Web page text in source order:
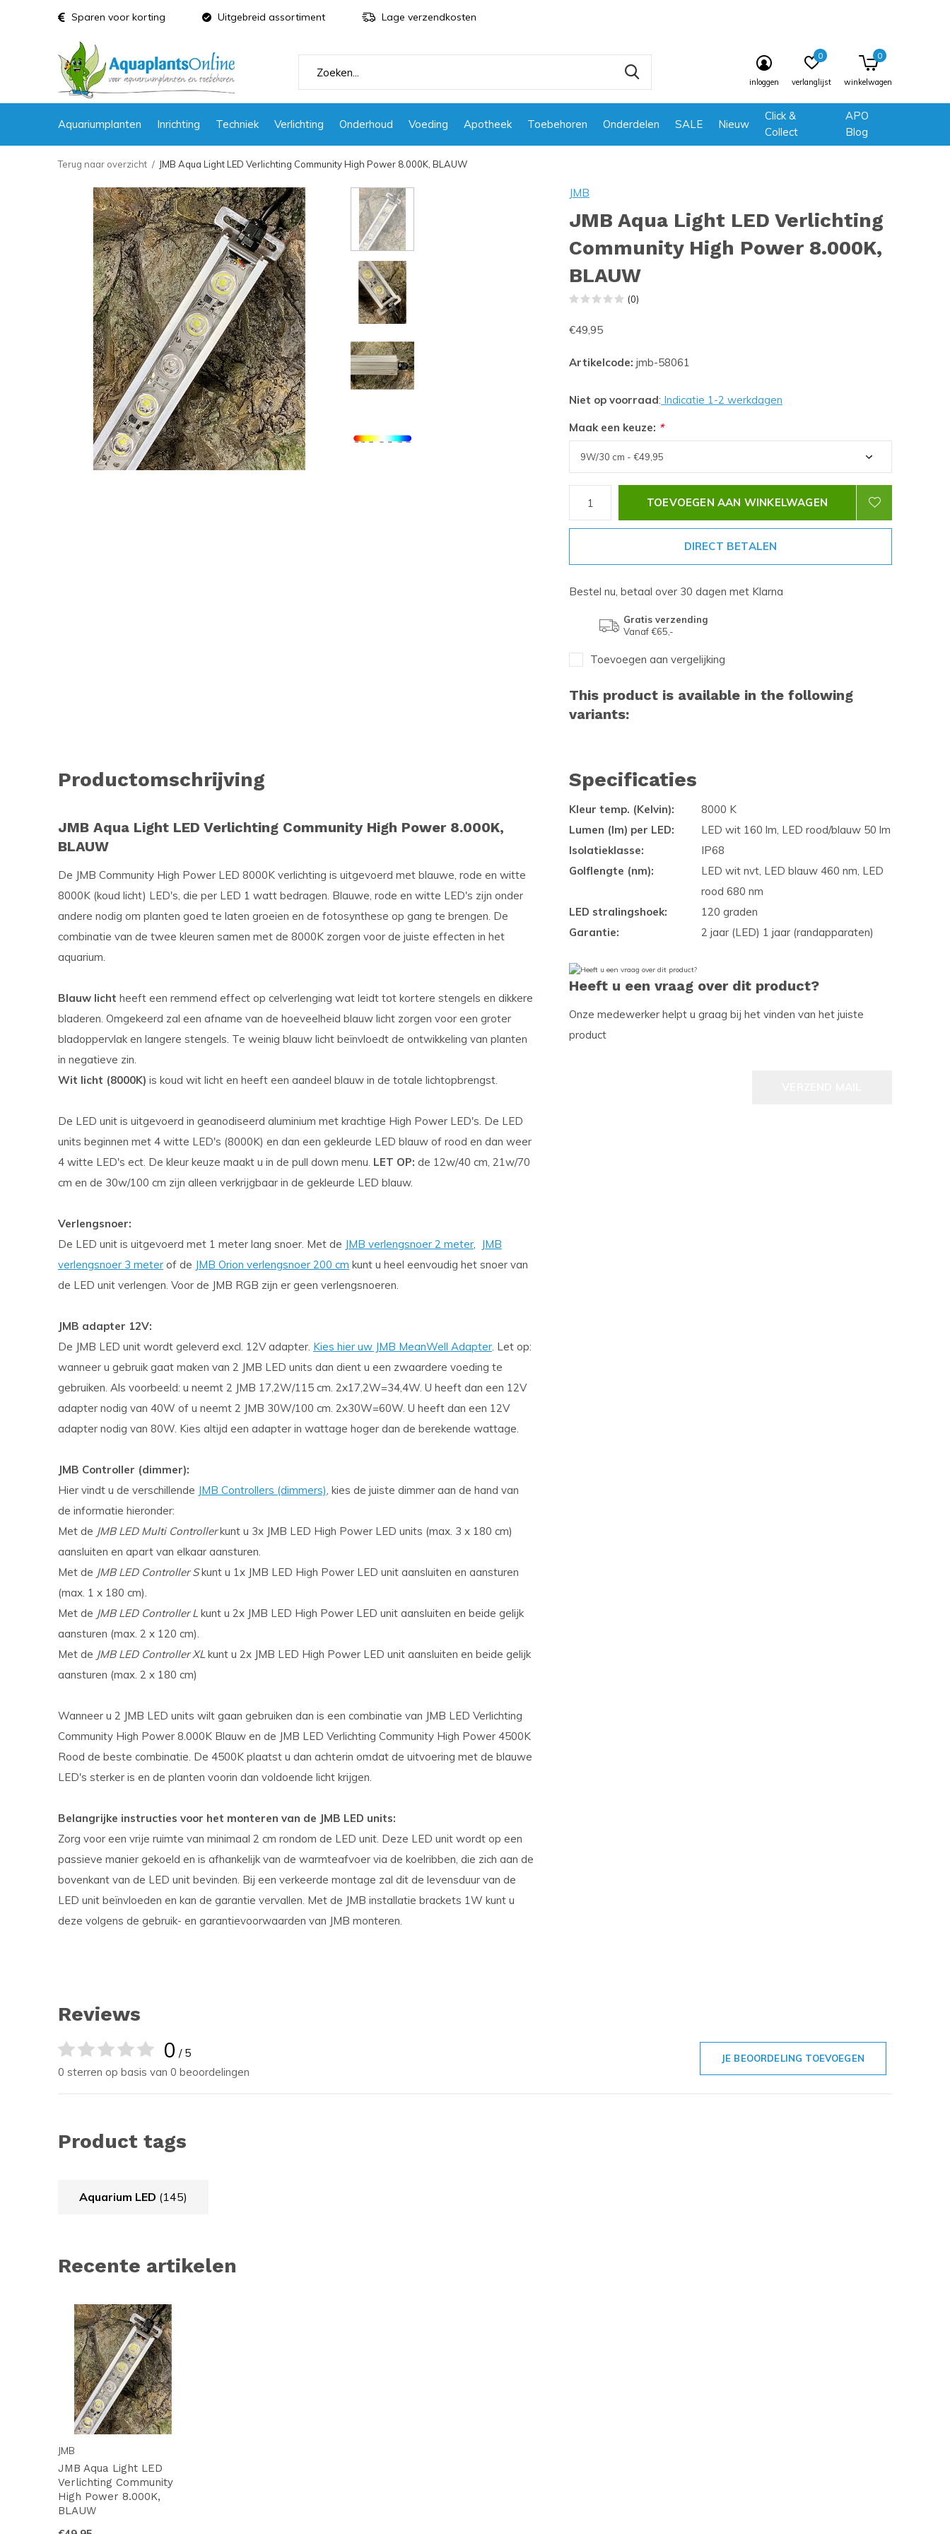
Aquariumplanten Inrichting Techniek Verlichting Onderhoud Voeding Apotheek Toebehoren Onderdelen SALE Nieuw
Click &
Collect
APO
Blog
inloggen verlanglijst
0
winkelwagen
0
Sparen voor korting Uitgebreid assortiment Lage verzendkosten
Terug naar overzicht JMB Aqua Light LED Verlichting Community High Power 8.000K, BLAUW
JMB
JMB Aqua Light LED Verlichting
Community High Power 8.000K,
BLAUW
(0)
€49,95
Artikelcode: jmb-58061
Niet op voorraad: Indicatie 1-2 werkdagen
Maak een keuze: *
TOEVOEGEN AAN WINKELWAGEN
DIRECT BETALEN
Bestel nu, betaal over 30 dagen met Klarna
Gratis verzending
Vanaf €65,-
Toevoegen aan vergelijking
This product is available in the following
variants:
Productomschrijving
JMB Aqua Light LED Verlichting Community High Power 8.000K,
BLAUW
De JMB Community High Power LED 8000K verlichting is uitgevoerd met blauwe, rode en witte
8000K (koud licht) LED's, die per LED 1 watt bedragen. Blauwe, rode en witte LED's zijn onder
andere nodig om planten goed te laten groeien en de fotosynthese op gang te brengen. De
combinatie van de twee kleuren samen met de 8000K zorgen voor de juiste effecten in het
aquarium.
Blauw licht heeft een remmend effect op celverlenging wat leidt tot kortere stengels en dikkere
bladeren. Omgekeerd zal een afname van de hoeveelheid blauw licht zorgen voor een groter
bladoppervlak en langere stengels. Te weinig blauw licht beïnvloedt de ontwikkeling van planten
in negatieve zin.
Wit licht (8000K) is koud wit licht en heeft een aandeel blauw in de totale lichtopbrengst.
De LED unit is uitgevoerd in geanodiseerd aluminium met krachtige High Power LED's. De LED
units beginnen met 4 witte LED's (8000K) en dan een gekleurde LED blauw of rood en dan weer
4 witte LED's ect. De kleur keuze maakt u in de pull down menu. LET OP: de 12w/40 cm, 21w/70
cm en de 30w/100 cm zijn alleen verkrijgbaar in de gekleurde LED blauw.
Verlengsnoer:
De LED unit is uitgevoerd met 1 meter lang snoer. Met de JMB verlengsnoer 2 meter, JMB
verlengsnoer 3 meter of de JMB Orion verlengsnoer 200 cm kunt u heel eenvoudig het snoer van
de LED unit verlengen. Voor de JMB RGB zijn er geen verlengsnoeren.
JMB adapter 12V:
De JMB LED unit wordt geleverd excl. 12V adapter. Kies hier uw JMB MeanWell Adapter. Let op:
wanneer u gebruik gaat maken van 2 JMB LED units dan dient u een zwaardere voeding te
gebruiken. Als voorbeeld: u neemt 2 JMB 17,2W/115 cm. 2x17,2W=34,4W. U heeft dan een 12V
adapter nodig van 40W of u neemt 2 JMB 30W/100 cm. 2x30W=60W. U heeft dan een 12V
adapter nodig van 80W. Kies altijd een adapter in wattage hoger dan de berekende wattage.
JMB Controller (dimmer):
Hier vindt u de verschillende JMB Controllers (dimmers), kies de juiste dimmer aan de hand van
de informatie hieronder:
Met de JMB LED Multi Controllerkunt u 3x JMB LED High Power LED units (max. 3 x 180 cm)
aansluiten en apart van elkaar aansturen.
Met de JMB LED Controller Skunt u 1x JMB LED High Power LED unit aansluiten en aansturen
(max. 1 x 180 cm).
Met de JMB LED Controller L kunt u 2x JMB LED High Power LED unit aansluiten en beide gelijk
aansturen (max. 2 x 120 cm).
Met de JMB LED Controller XL kunt u 2x JMB LED High Power LED unit aansluiten en beide gelijk
aansturen (max. 2 x 180 cm)
Wanneer u 2 JMB LED units wilt gaan gebruiken dan is een combinatie van JMB LED Verlichting
Community High Power 8.000K Blauw en de JMB LED Verlichting Community High Power 4500K
Rood de beste combinatie. De 4500K plaatst u dan achterin omdat de uitvoering met de blauwe
LED's sterker is en de planten voorin dan voldoende licht krijgen.
Belangrijke instructies voor het monteren van de JMB LED units:
Zorg voor een vrije ruimte van minimaal 2 cm rondom de LED unit. Deze LED unit wordt op een
passieve manier gekoeld en is afhankelijk van de warmteafvoer via de koelribben, die zich aan de
bovenkant van de LED unit bevinden. Bij een verkeerde montage zal dit de levensduur van de
LED unit beïnvloeden en kan de garantie vervallen. Met de JMB installatie brackets 1W kunt u
deze volgens de gebruik- en garantievoorwaarden van JMB monteren.
Specificaties
Kleur temp. (Kelvin):
8000 K
Lumen (lm) per LED:
LED wit 160 lm, LED rood/blauw 50 lm
Isolatieklasse:
IP68
Golflengte (nm):
LED wit nvt, LED blauw 460 nm, LED
rood 680 nm
LED stralingshoek:
120 graden
Garantie:
2 jaar (LED) 1 jaar (randapparaten)
Heeft u een vraag over dit product?
Onze medewerker helpt u graag bij het vinden van het juiste
product
Reviews
0 / 5
0 sterren op basis van 0 beoordelingen
JE BEOORDELING TOEVOEGEN
Product tags
Aquarium LED (145)
Recente artikelen
JMB
JMB Aqua Light LED
Verlichting Community
High Power 8.000K,
BLAUW